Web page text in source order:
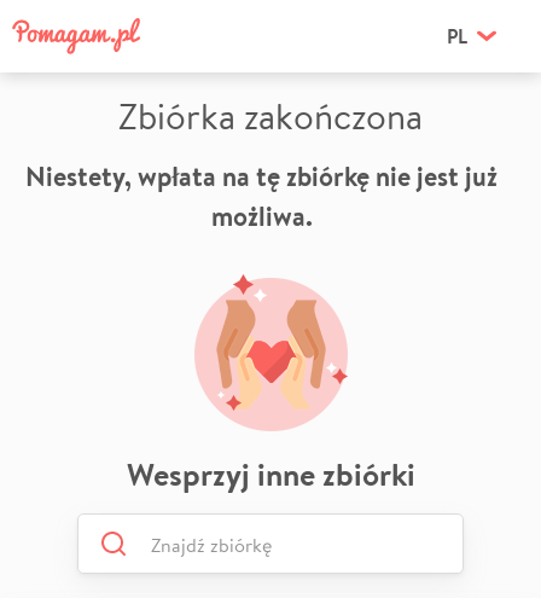
PL
Zbiórka zakończona
Niestety, wpłata na tę zbiórkę nie jest już
możliwa.
Wesprzyj inne zbiórki